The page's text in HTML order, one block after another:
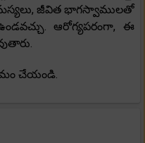
జీవిత భాగస్వాములతో
ఆరోగ్యపరంగా, ఈ
చేయండి.